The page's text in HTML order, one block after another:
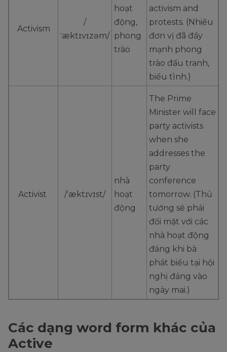
Activism
/
ˈæktɪvɪzəm/
hoạt
động,
phong
trào
activism and
protests. (Nhiều
đơn vị đã đẩy
mạnh phong
trào đấu tranh,
biểu tình.)
Activist /ˈæktɪvɪst/
nhà
hoạt
động
The Prime
Minister will face
party activists
when she
addresses the
party
conference
tomorrow. (Thủ
tướng sẽ phải
đối mặt với các
nhà hoạt động
đảng khi bà
phát biểu tại hội
nghị đảng vào
ngày mai.)
Các dạng word form khác của
Active